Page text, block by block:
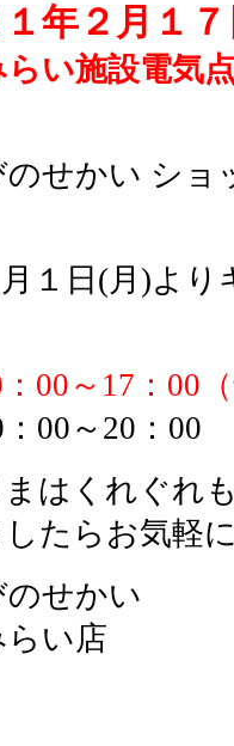
１年２月１
い施設電気
せかい ショ
１日(月)より
00～ 17：00
00～20：00
はくれぐれ
たらお気軽
せかい
い店